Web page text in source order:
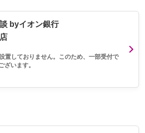
byイオン銀行
店
置しておりません。このため、一部受付で
ざいます。